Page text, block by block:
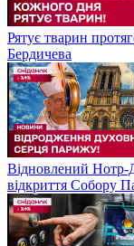
Рятує тварин
Бердичева
Відновлений Нотр-
відкриття Собору